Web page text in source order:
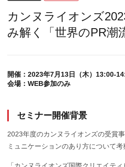
カンヌライオンズ
み解く「世界のPR潮
開催： 2023年7月13日（木）13:00-
会場： WEB参加のみ
セミナー開催背景
2023年度のカンヌライオンズの受賞
ミュニケーションのあり方について考